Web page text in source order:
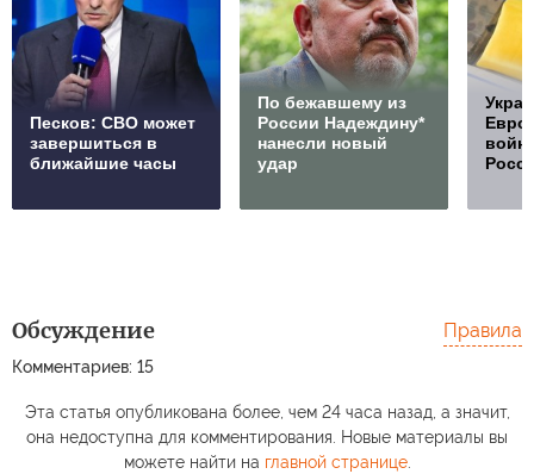
Песков: СВО может
завершиться в
ближайшие часы
По бежавшему из
России Надеждину*
нанесли новый
удар
Обсуждение
Комментариев: 15
Правила
Эта статья опубликована более, чем 24 часа назад, а значит,
она недоступна для комментирования. Новые материалы вы
можете найти на главной странице.